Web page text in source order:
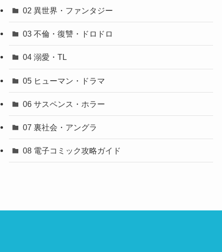
02 異世界・ファンタジー
03 不倫・復讐・ドロドロ
04 溺愛・TL
05 ヒューマン・ドラマ
06 サスペンス・ホラー
07 裏社会・アングラ
08 電子コミック攻略ガイド